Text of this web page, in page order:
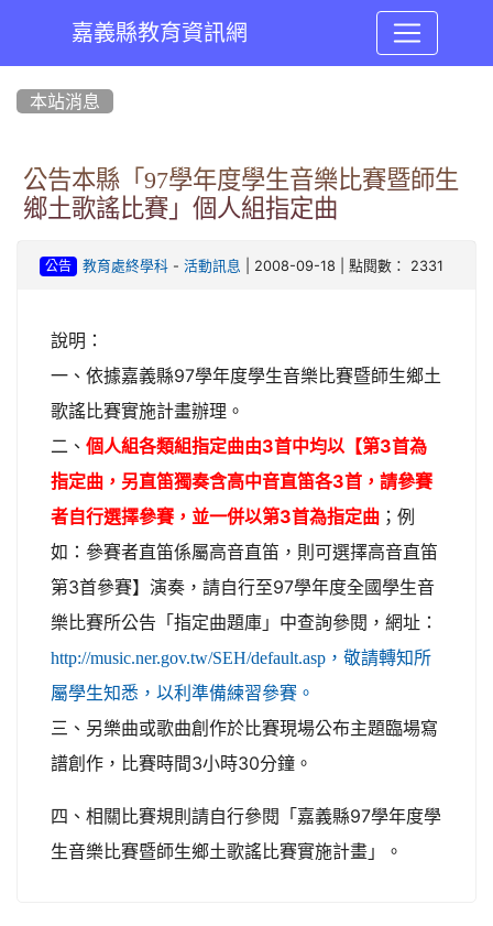
嘉義縣教育資訊網
本站消息
公告本縣「97學年度學生音樂比賽暨師生
鄉土歌謠比賽」個人組指定曲
公告 教育處終學科- 活動訊息 | 2008-09-18 | 點閱數： 2331
說明：
一、 依據嘉義縣97學年度學生音樂比賽暨師生鄉土
歌謠比賽實施計畫辦理。
二、 個人組各類組指定曲由3首中均以【第3首為
指定曲，另直笛獨奏含高中音直笛各3首，請參賽
者自行選擇參賽，並一併以第3首為指定曲 ；例
如：參賽者直笛係屬高音直笛，則可選擇高音直笛
第3首參賽】演奏，請自行至97學年度全國學生音
樂比賽所公告「指定曲題庫」中查詢參閱，網址：
http://music.ner.gov.tw/SEH/default.asp，敬請轉知所
屬學生知悉，以利準備練習參賽。
三、另樂曲或歌曲創作於比賽現場公布主題臨場寫
譜創作，比賽時間3小時30分鐘。
四、相關比賽規則請自行參閱「嘉義縣97學年度學
生音樂比賽暨師生鄉土歌謠比賽實施計畫」。